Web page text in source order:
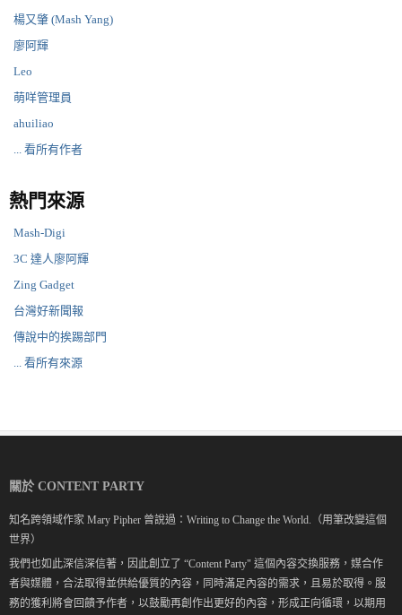
楊又肇 (Mash Yang)
廖阿輝
Leo
萌咩管理員
ahuiliao
... 看所有作者
熱門來源
Mash-Digi
3C 達人廖阿輝
Zing Gadget
台灣好新聞報
傳說中的挨踢部門
... 看所有來源
關於 CONTENT PARTY
知名跨領域作家 Mary Pipher 曾說過：Writing to Change the World.（用筆改變這個
世界）
我們也如此深信深信著，因此創立了 “Content Party" 這個內容交換服務，媒合作
者與媒體，合法取得並供給優質的內容，同時滿足內容的需求，且易於取得。服
務的獲利將會回饋予作者，以鼓勵再創作出更好的內容，形成正向循環，以期用